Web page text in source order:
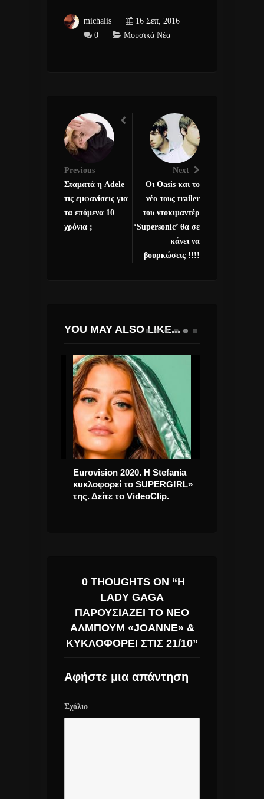
michalis
16 Σεπ, 2016
0
Μουσικά Νέα
Previous
Σταματά η Adele
τις εμφανίσεις για
τα επόμενα 10
χρόνια ;
Next
Οι Oasis και το
νέο τους trailer
του ντοκιμαντέρ
‘Supersonic’ θα σε
κάνει να
βουρκώσεις !!!!
YOU MAY ALSO LIKE...
Eurovision 2020. H Stefania
κυκλοφορεί το SUPERG!RL»
της. Δείτε το VideoClip.
0 THOUGHTS ON “Η
LADY GAGA
ΠΑΡΟΥΣΙΆΖΕΙ ΤΟ ΝΈΟ
ΆΛΜΠΟΥΜ «JOANNE» &
ΚΥΚΛΟΦΟΡΕΊ ΣΤΙΣ 21/10”
Αφήστε μια απάντηση
Σχόλιο